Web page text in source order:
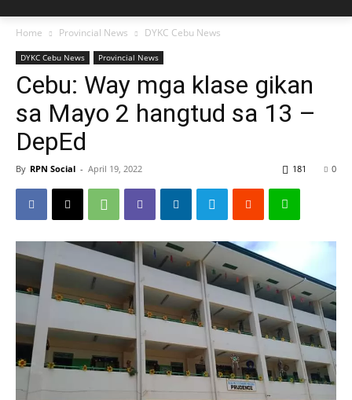
Home Provincial News DYKC Cebu News
DYKC Cebu News Provincial News
Cebu: Way mga klase gikan
sa Mayo 2 hangtud sa 13 –
DepEd
By RPN Social - April 19, 2022 0
181